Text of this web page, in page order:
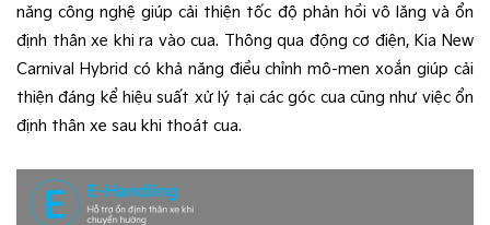
năng công nghệ giúp cải thiện tốc độ phản hồi vô lăng và ổn
định thân xe khi ra vào cua. Thông qua động cơ điện, Kia New
Carnival Hybrid có khả năng điều chỉnh mô-men xoắn giúp cải
thiện đáng kể hiệu suất xử lý tại các góc cua cũng như việc ổn
định thân xe sau khi thoát cua.